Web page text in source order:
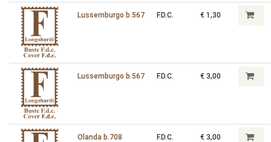
Lussemburgo b.567 F.D.C. € 1,30
Lussemburgo b.567 F.D.C. € 3,00
Olanda b.708 F.D.C. € 3,00